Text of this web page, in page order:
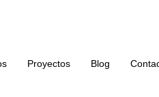
Proyectos Blog